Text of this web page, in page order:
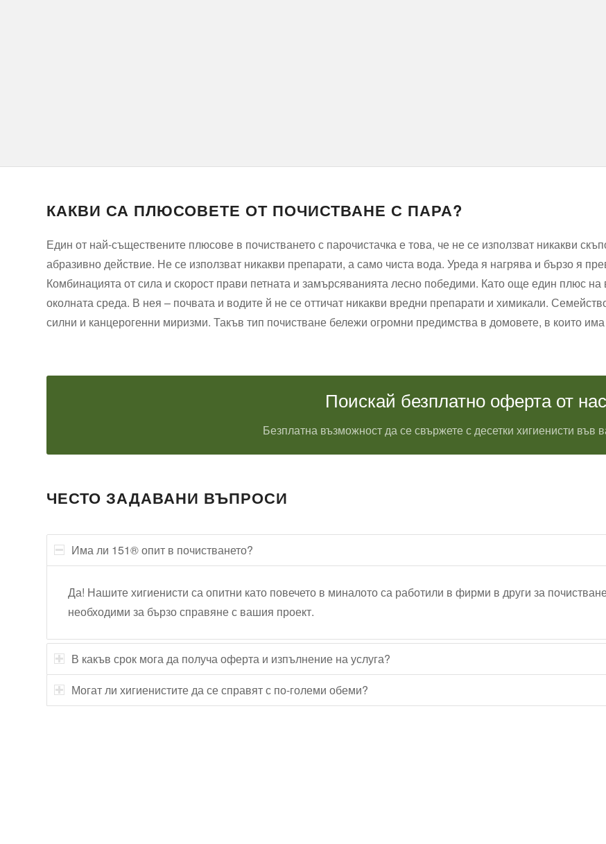
КАКВИ СА ПЛЮСОВЕТЕ ОТ ПОЧИСТВАНЕ С ПАРА?
Един от най-съществените плюсове в почистването с парочистачка е това, че не се използват никакви
абразивно действие. Не се използват никакви препарати, а само чиста вода. Уреда я нагрява и бързо я
Комбинацията от сила и скорост прави петната и замърсяванията лесно победими. Като още един плюс на
околната среда. В нея – почвата и водите й не се оттичат никакви вредни препарати и химикали.
силни и канцерогенни миризми. Такъв тип почистване бележи огромни предимства в домовете, в които
Поискай безплатно оферта от нас
Безплатна възможност да се свържете с десетки хигиенисти във
ЧЕСТО ЗАДАВАНИ ВЪПРОСИ
Има ли 151® опит в почистването?
Да! Нашите хигиенисти са опитни като повечето в миналото са работили в фирми в други за
необходими за бързо справяне с вашия проект.
В какъв срок мога да получа оферта и изпълнение на услуга?
Могат ли хигиенистите да се справят с по-големи обеми?